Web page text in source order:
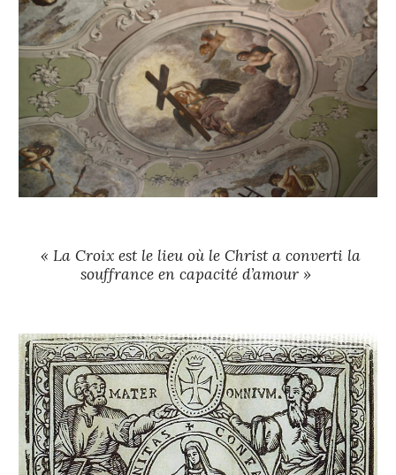
« La Croix est le lieu où le Christ a converti la
souffrance en capacité d’amour »